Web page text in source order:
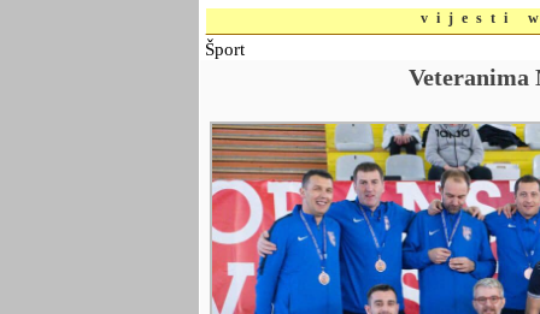
vijesti
Šport
Veteranima